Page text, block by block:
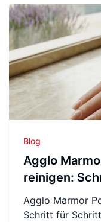
Blog
Agglo
reinigen:
Agglo Marmor
Schritt für Schritt Agglo Marmor Polare reagiert